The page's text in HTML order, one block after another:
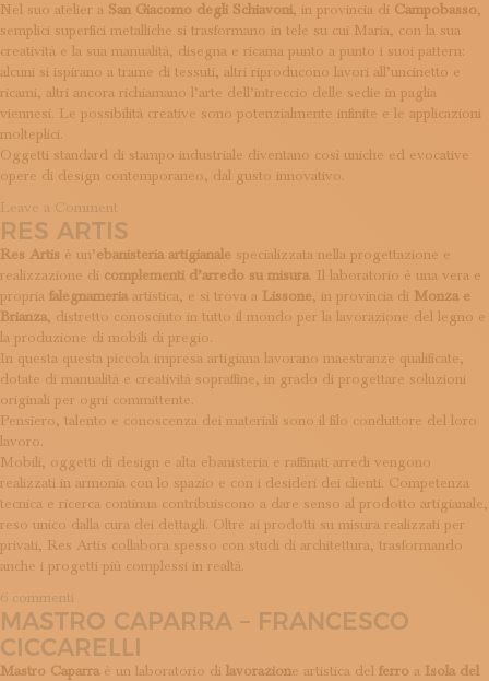
Nel suo atelier a San Giacomo degli Schiavoni, in provincia di Campobasso,
semplici superfici metalliche si trasformano in tele su cui Maria, con la sua
creatività e la sua manualità, disegna e ricama punto a punto i suoi pattern:
alcuni si ispirano a trame di tessuti, altri riproducono lavori all’uncinetto e
ricami, altri ancora richiamano l’arte dell’intreccio delle sedie in paglia
viennesi. Le possibilità creative sono potenzialmente infinite e le applicazioni
molteplici.
Oggetti standard di stampo industriale diventano così uniche ed evocative
opere di design contemporaneo, dal gusto innovativo.
Leave a Comment
Telàio
RES ARTIS
Res Artis è un’ebanisteria artigianale specializzata nella progettazione e
realizzazione di complementi d’arredo su misura. Il laboratorio è una vera e
propria falegnameriaartistica, e si trova a Lissone, in provincia di Monza e
Brianza, distretto conosciuto in tutto il mondo per la lavorazione del legno e
la produzione di mobili di pregio.
In questa questa piccola impresa artigiana lavorano maestranze qualificate,
dotate di manualità e creatività sopraffine, in grado di progettare soluzioni
originali per ogni committente.
Pensiero, talento e conoscenza dei materiali sono il filo conduttore del loro
lavoro.
Mobili, oggetti di design e alta ebanisteria e raffinati arredi vengono
realizzati in armonia con lo spazio e con i desideri dei clienti. Competenza
tecnica e ricerca continua contribuiscono a dare senso al prodotto artigianale,
reso unico dalla cura dei dettagli. Oltre ai prodotti su misura realizzati per
privati, Res Artis collabora spesso con studi di architettura, trasformando
anche i progetti più complessi in realtà.
6 commenti
Res
Artis
MASTRO CAPARRA – FRANCESCO
CICCARELLI
Mastro Caparraè un laboratorio di lavorazione artistica del ferro a Isola del